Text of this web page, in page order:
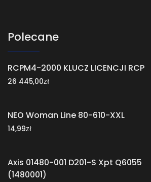
Polecane
RCPM4-2000 KLUCZ LICENCJI RCP
26 445,00zł
NEO Woman Line 80-610-XXL
14,99zł
Axis 01480-001 D201-S Xpt Q6055
(1480001)